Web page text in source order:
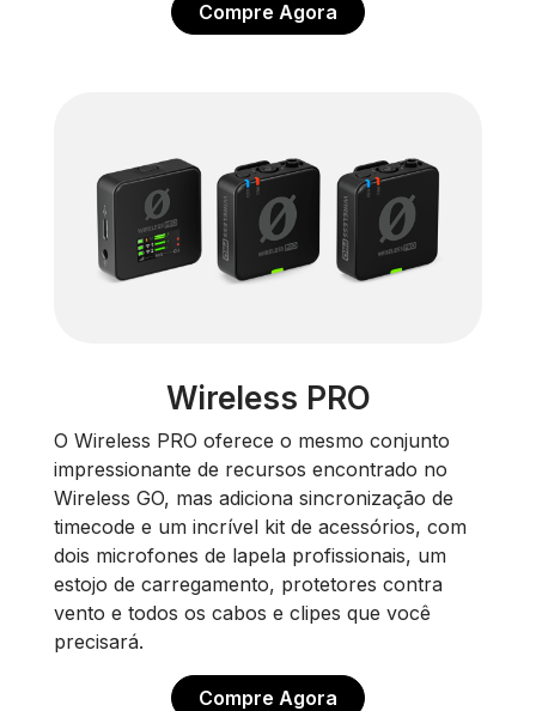
Compre Agora
Wireless PRO
O Wireless PRO oferece o mesmo conjunto
impressionante de recursos encontrado no
Wireless GO, mas adiciona sincronização de
timecode e um incrível kit de acessórios, com
dois microfones de lapela profissionais, um
estojo de carregamento, protetores contra
vento e todos os cabos e clipes que você
precisará.
Compre Agora